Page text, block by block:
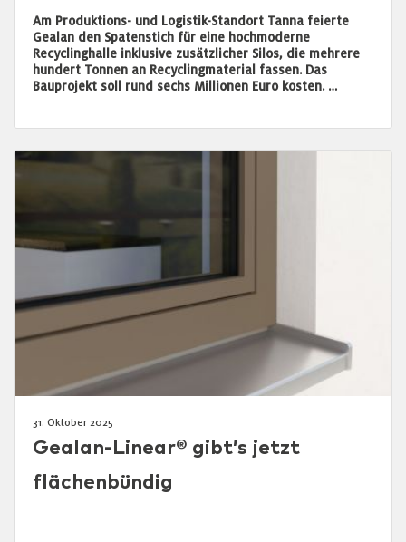
Am Produktions- und Logistik-Standort Tanna feierte
Gealan den Spatenstich für eine hochmoderne
Recyclinghalle inklusive zusätzlicher Silos, die mehrere
hundert Tonnen an Recyclingmaterial fassen. Das
Bauprojekt soll rund sechs Millionen Euro kosten. …
31. Oktober 2025
Gealan-Linear® gibt’s jetzt
flächenbündig